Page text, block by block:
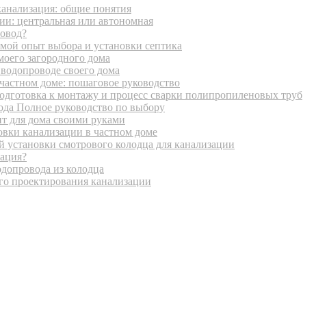
общие понятия
центральная или автономная
опыт выбора и установки септика
загородного дома
своего дома
доме: пошаговое руководство
к монтажу и процесс сварки полипропиленовых труб
Полное руководство по выбору
для дома своими руками
канализации в частном доме
смотрового колодца для канализации
из колодца
проектирования канализации